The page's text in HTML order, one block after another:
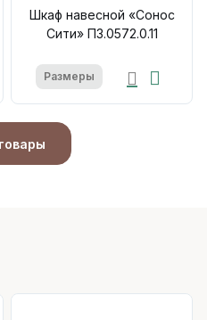
Шкаф навесной «Сонос
Сити» П3.0572.0.11
Размеры